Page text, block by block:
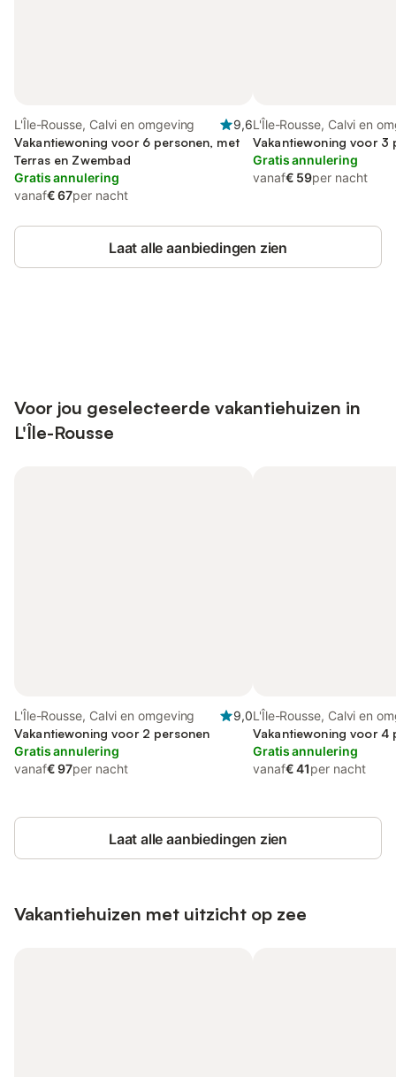
L'Île-Rousse, Calvi en omgeving
9,6
Vakantiewoning voor 6 personen, met
Terras en Zwembad
Gratis annulering
vanaf€ 67per nacht
L'Île-Rousse, Calvi en
Vakantiewoning voor 3
Gratis annulering
vanaf€ 59per nacht
Laat alle aanbiedingen zien
Voor jou geselecteerde vakantiehuizen in
L'Île-Rousse
L'Île-Rousse, Calvi en omgeving
9,0
Vakantiewoning voor 2 personen
Gratis annulering
vanaf€ 97per nacht
L'Île-Rousse, Calvi en
Vakantiewoning voor 4
Gratis annulering
vanaf€ 41per nacht
Laat alle aanbiedingen zien
Vakantiehuizen met uitzicht op zee